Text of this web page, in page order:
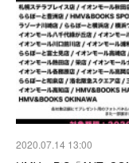
2020.07.14 13:00